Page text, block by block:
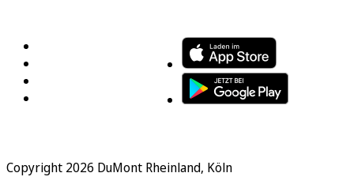
Copyright 2026 DuMont Rheinland, Köln